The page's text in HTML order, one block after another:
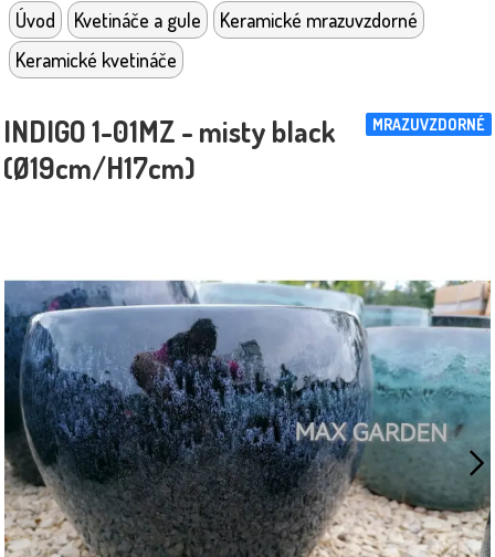
Úvod Kvetináče a gule
Keramické mrazuvzdorné
Keramické kvetináče
MRAZUVZDORNÉ
INDIGO 1-01MZ - misty black
(Ø19cm/H17cm)